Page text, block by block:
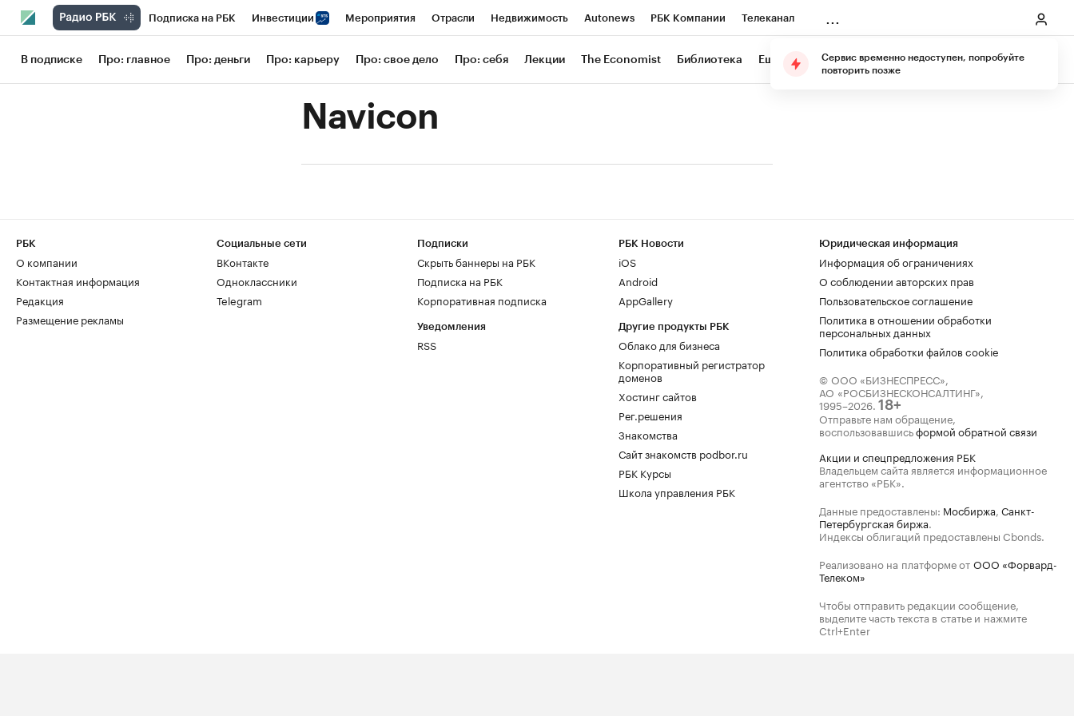
Подписка на РБК Инвестиции Мероприятия Отрасли Недвижимость Autonews РБК Компании Телеканал
РБК Вино Школа управления РБК РБК Образование РБК Курсы РБК Life Тренды Визионеры
Франшизы Газета Спецпроекты СПб
Политика Экономика Бизнес Технологии и медиа Финансы Рынок наличной валюты
В подписке Про: главное Про: деньги Про: карьеру Про: свое дело Про: себя Лекции The Economist Библиотека Еще Подарите подписку
Navicon
РБК
О компании
Контактная информация
Редакция
Размещение рекламы
Социальные сети
ВКонтакте
Одноклассники
Telegram
Подписки
Скрыть баннеры на РБК
Подписка на РБК
Корпоративная подписка
Уведомления
RSS
РБК Новости
iOS
Android
AppGallery
Другие продукты РБК
Облако для бизнеса
Корпоративный регистратор
доменов
Хостинг сайтов
Рег.решения
Знакомства
Сайт знакомств podbor.ru
РБК Курсы
Школа управления РБК
Юридическая информация
Информация об ограничениях
О соблюдении авторских прав
Пользовательское соглашение
Политика в отношении обработки
персональных данных
Политика обработки файлов cookie
© ООО «БИЗНЕСПРЕСС»,
АО «РОСБИЗНЕСКОНСАЛТИНГ»,
1995–2026. 18+
Отправьте нам обращение,
воспользовавшисьформой обратной связи
Акции и спецпредложения РБК
Владельцем сайта является информационное
агентство «РБК».
Данные предоставлены: Мосбиржа, Санкт-
Петербургская биржа.
Индексы облигаций предоставлены Cbonds.
Реализовано на платформе от ООО «Форвард-
Телеком»
Чтобы отправить редакции сообщение,
выделите часть текста в статье и нажмите
Ctrl+Enter
Сервис временно недоступен, попробуйте
повторить позже